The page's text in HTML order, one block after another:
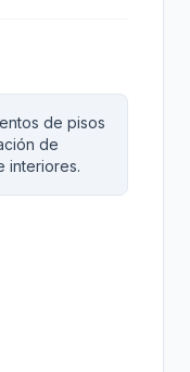
de pisos
de
interiores.